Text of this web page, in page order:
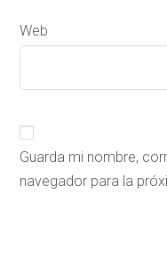
Web
Guarda mi nombre,
navegador para la